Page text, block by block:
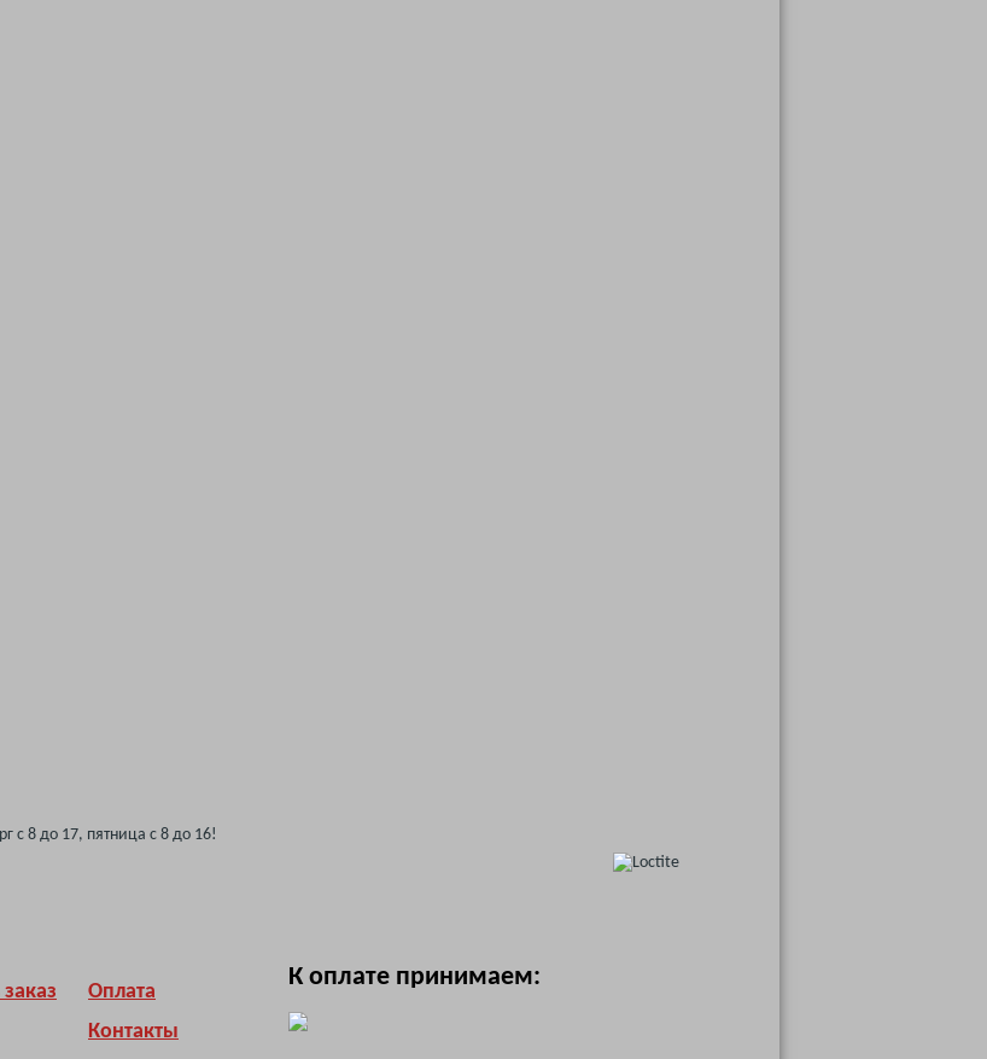
с 8 до 17, пятница с 8 до 16!
Оплата
Контакты
К оплате принимаем: